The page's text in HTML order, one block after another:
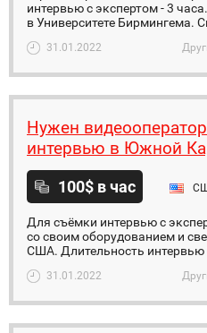
интервью с экспертом - 3
в Университете Бирмингема.
31.01.2022
Нужен
интервью в Южной
100$ в час
Для съёмки интервью с
со своим оборудованием и
США. Длительность интервью
31.01.2022